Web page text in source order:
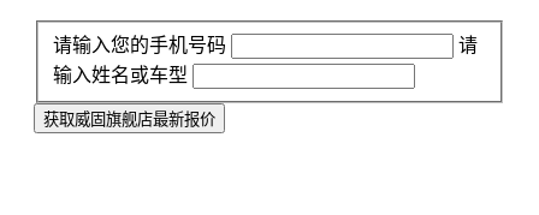
请输入您的手机号码
请
输入姓名或车型
获取威固旗舰店最新报价